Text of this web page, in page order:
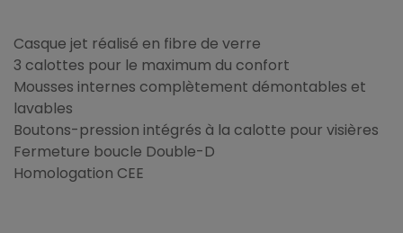
Casque jet réalisé en fibre de verre
3 calottes pour le maximum du confort
Mousses internes complètement démontables et
lavables
Boutons-pression intégrés à la calotte pour visières
Fermeture boucle Double-D
Homologation CEE